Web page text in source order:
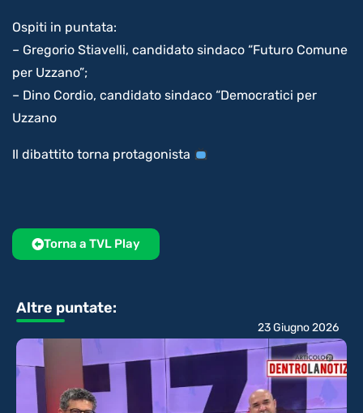
Ospiti in puntata:
– Gregorio Stiavelli, candidato sindaco “Futuro Comune
per Uzzano”;
– Dino Cordio, candidato sindaco “Democratici per
Uzzano
Il dibattito torna protagonista
Torna a TVL Play
Altre puntate:
23 Giugno 2026